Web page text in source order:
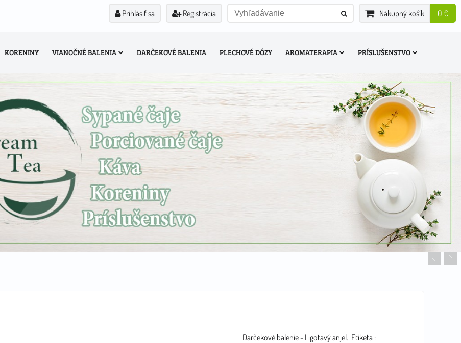
Prihlásiť sa Registrácia Nákupný košík 0 €
KORENINY VIANOČNÉ BALENIA DARČEKOVÉ BALENIA PLECHOVÉ DÓZY AROMATERAPIA PRÍSLUŠENSTVO
Darčekové balenie - Ligotavý anjel. Etiketa :